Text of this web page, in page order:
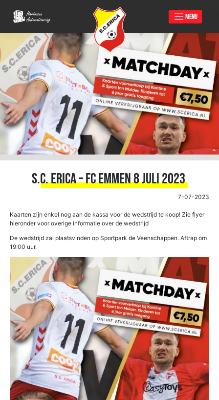
content
MENU
S.C. Erica – FC Emmen 8 Juli 2023
7-07-2023
Kaarten zijn enkel nog aan de kassa voor de wedstrijd te koop! Zie flyer
hieronder voor overige informatie over de wedstrijd
De wedstrijd zal plaatsvinden op Sportpark de Veenschappen. Aftrap om
19:00 uur.